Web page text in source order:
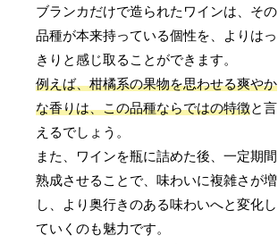
ブランカだけで造られたワインは、その
品種が本来持っている個性を、よりはっ
きりと感じ取ることができます。
例えば、柑橘系の果物を思わせる爽やか
な香りは、この品種ならではの特徴と言
えるでしょう。
また、ワインを瓶に詰めた後、一定期間
熟成させることで、味わいに複雑さが増
し、より奥行きのある味わいへと変化し
ていくのも魅力です。